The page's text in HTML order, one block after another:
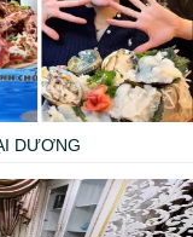
DƯƠNG